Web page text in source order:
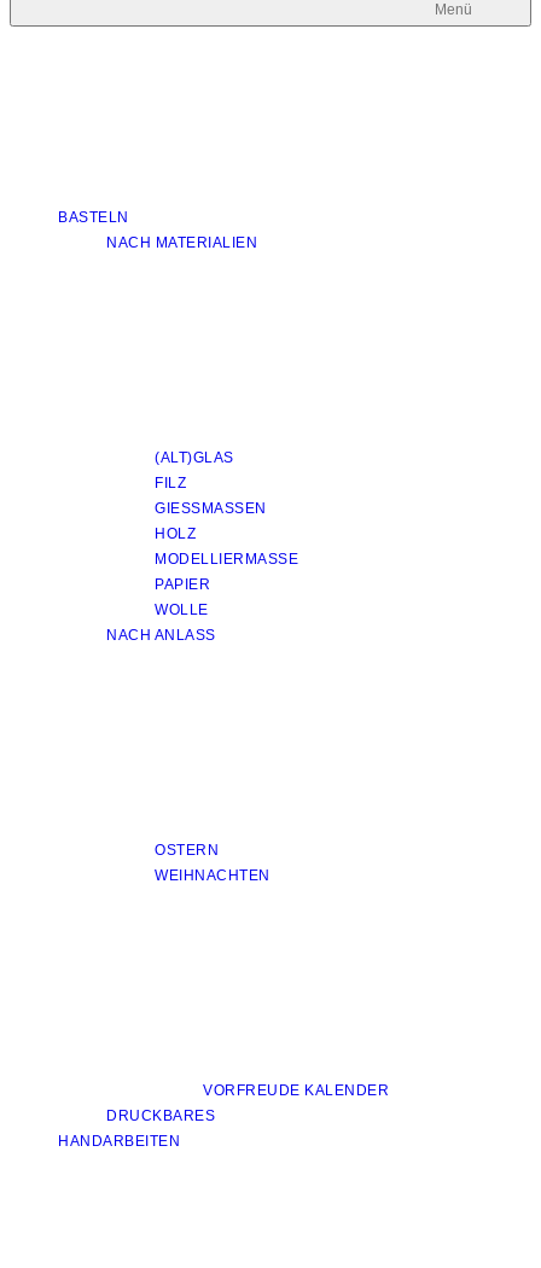
Menü
BASTELN
NACH MATERIALIEN
(ALT)GLAS
FILZ
GIESSMASSEN
HOLZ
MODELLIERMASSE
PAPIER
WOLLE
NACH ANLASS
OSTERN
WEIHNACHTEN
VORFREUDE KALENDER
DRUCKBARES
HANDARBEITEN